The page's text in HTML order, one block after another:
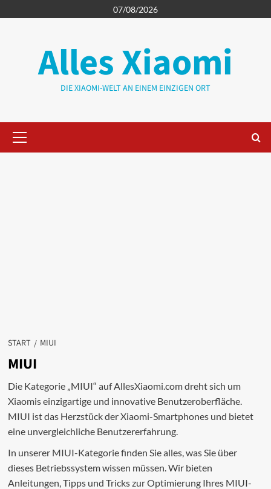
Inhalt
07/08/2026
Alles Xiaomi
DIE XIAOMI-WELT AN EINEM EINZIGEN ORT
Menü
START MIUI
MIUI
Die Kategorie „MIUI“ auf AllesXiaomi.com dreht sich um
Xiaomis einzigartige und innovative Benutzeroberfläche.
MIUI ist das Herzstück der Xiaomi-Smartphones und bietet
eine unvergleichliche Benutzererfahrung.
In unserer MIUI-Kategorie finden Sie alles, was Sie über
dieses Betriebssystem wissen müssen. Wir bieten
Anleitungen, Tipps und Tricks zur Optimierung Ihres MIUI-